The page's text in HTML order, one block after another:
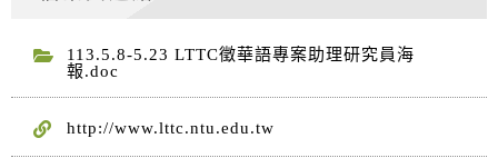
113.5.8-5.23 LTTC徵華語專案助理研究員海
報.doc
http://www.lttc.ntu.edu.tw